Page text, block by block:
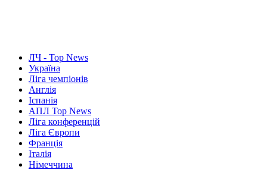
ЛЧ - Top News
Україна
Ліга чемпіонів
Англія
Іспанія
АПЛ Top News
Ліга конференцій
Ліга Європи
Франція
Італія
Німеччина